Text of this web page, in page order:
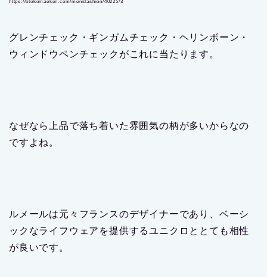
https://otokomaeken.com/mensfashion/40225/3
グレンチェック・ギンガムチェック・ヘリンボーン・
ウィンドウペンチェックがこれに当たります。
なぜなら上品で落ち着いた雰囲気の柄が多いからなの
ですよね。
ルメールは元々フランスのデザイナーであり、ベーシ
ックなライフウェアを提供するユニクロととても相性
が良いです。